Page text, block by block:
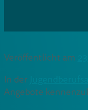
Veröffentlicht am
In der
Angebote